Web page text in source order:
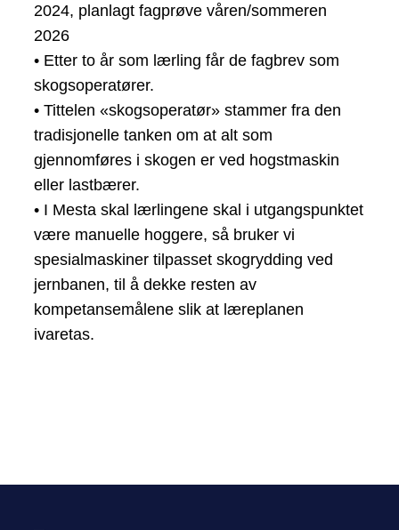
2024, planlagt fagprøve våren/sommeren
2026
• Etter to år som lærling får de fagbrev som
skogsoperatører.
• Tittelen «skogsoperatør» stammer fra den
tradisjonelle tanken om at alt som
gjennomføres i skogen er ved hogstmaskin
eller lastbærer.
• I Mesta skal lærlingene skal i utgangspunktet
være manuelle hoggere, så bruker vi
spesialmaskiner tilpasset skogrydding ved
jernbanen, til å dekke resten av
kompetansemålene slik at læreplanen
ivaretas.